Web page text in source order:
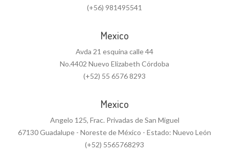
(+56) 981495541
Mexico
Avda 21 esquina calle 44
No.4402 Nuevo Elizabeth Córdoba
(+52) 55 6576 8293
Mexico
Angelo 125, Frac. Privadas de San Miguel
67130 Guadalupe - Noreste de México - Estado: Nuevo León
(+52) 5565768293